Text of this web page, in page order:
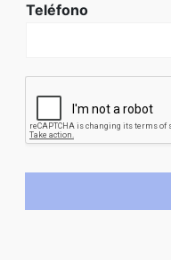
Teléfono